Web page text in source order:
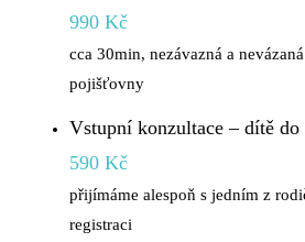
990 Kč
cca 30min, nezávazná a
pojišťovny
Vstupní konzultace – dítě do
590 Kč
přijímáme alespoň s jedním z
registraci